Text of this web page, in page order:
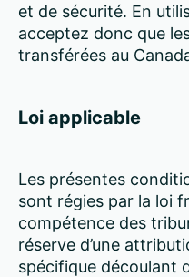
et de sécurité. En
acceptez donc que
transférées au
Loi applicable
Les présentes
sont régies par la loi
compétence des
réserve d’une
spécifique découlant